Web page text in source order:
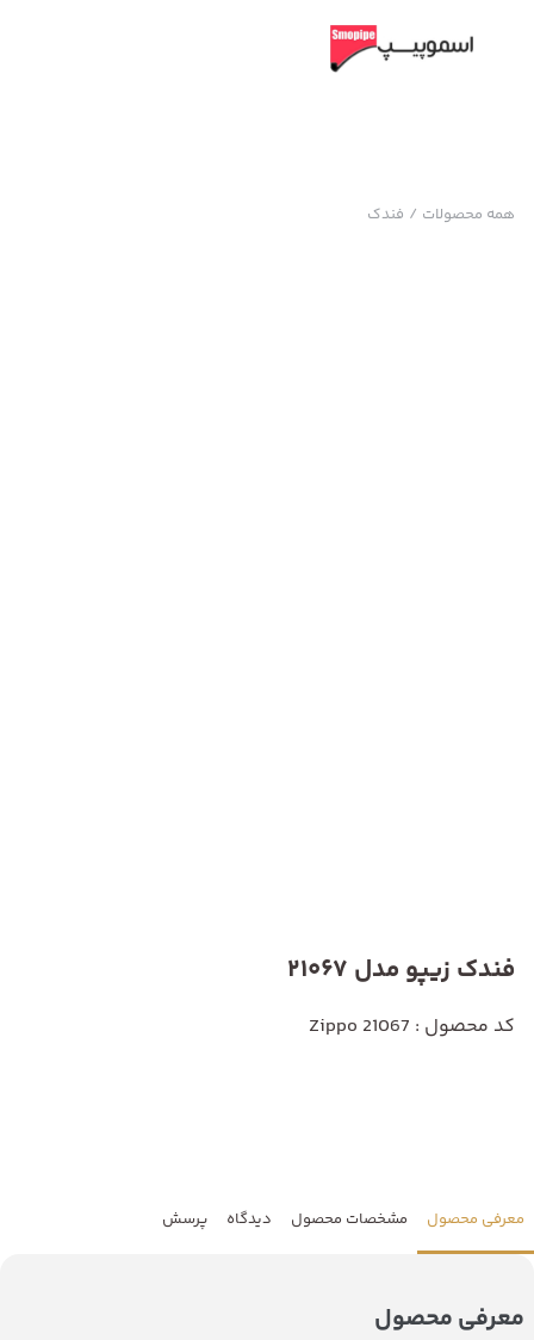
همه محصولات / فندک
فندک زیپو مدل 21067
کد محصول : Zippo 21067
معرفی محصول مشخصات محصول دیدگاه پرسش
معرفی محصول